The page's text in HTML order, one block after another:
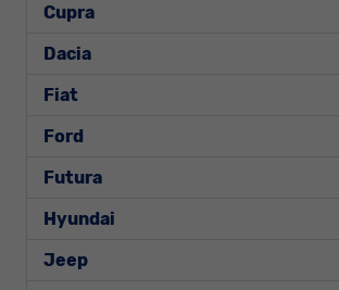
Cupra
Dacia
Fiat
Ford
Futura
Hyundai
Jeep